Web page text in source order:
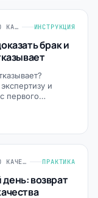
ВОЗВРАТ И ОБМЕН ТОВАРОВ НЕНАДЛЕЖАЩЕГО КАЧЕСТВА ИНСТРУКЦИЯ
брак и
и
первого…
ВОЗВРАТ И ОБМЕН ТОВАРОВ НЕНАДЛЕЖАЩЕГО КАЧЕСТВА ПРАКТИКА
возврат